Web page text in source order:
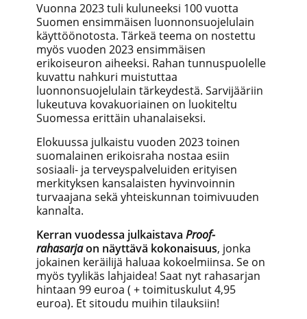
Vuonna 2023 tuli kuluneeksi 100 vuotta
Suomen ensimmäisen luonnonsuojelulain
käyttöönotosta. Tärkeä teema on nostettu
myös vuoden 2023 ensimmäisen
erikoiseuron aiheeksi. Rahan tunnuspuolelle
kuvattu nahkuri muistuttaa
luonnonsuojelulain tärkeydestä. Sarvijääriin
lukeutuva kovakuoriainen on luokiteltu
Suomessa erittäin uhanalaiseksi.
Elokuussa julkaistu vuoden 2023 toinen
suomalainen erikoisraha nostaa esiin
sosiaali- ja terveyspalveluiden erityisen
merkityksen kansalaisten hyvinvoinnin
turvaajana sekä yhteiskunnan toimivuuden
kannalta.
Kerran vuodessa julkaistava Proof-
rahasarjaon näyttävä kokonaisuus, jonka
jokainen keräilijä haluaa kokoelmiinsa. Se on
myös tyylikäs lahjaidea! Saat nyt rahasarjan
hintaan 99 euroa ( + toimituskulut 4,95
euroa). Et sitoudu muihin tilauksiin!